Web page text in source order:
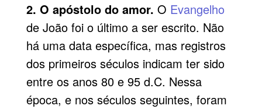
2. O apóstolo do amor. O Evangelho
de João foi o último a ser escrito. Não
há uma data específica, mas registros
dos primeiros séculos indicam ter sido
entre os anos 80 e 95 d.C. Nessa
época, e nos séculos seguintes, foram